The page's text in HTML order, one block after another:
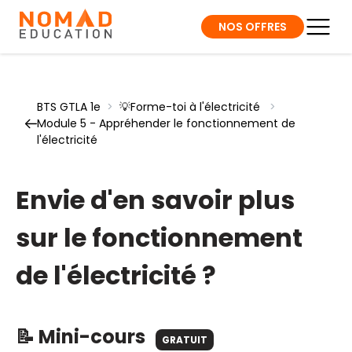
NOS OFFRES
BTS GTLA 1e > 💡Forme-toi à l'électricité
>
Module 5 - Appréhender le fonctionnement de
l'électricité
Envie d'en savoir plus
sur le fonctionnement
de l'électricité ?
📝 Mini-cours GRATUIT